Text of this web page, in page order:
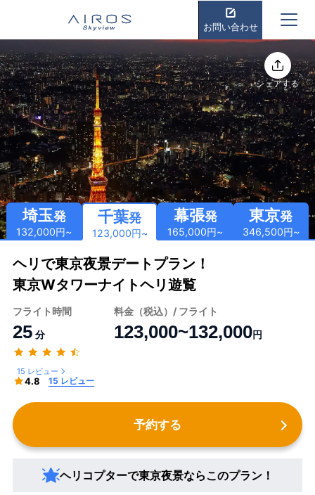
お問い合わせ
シェアする
埼玉発
132,000円~
千葉発
123,000円~
幕張発
165,000円~
東京発
346,500円~
ヘリで東京夜景デートプラン！
東京Wタワーナイトヘリ遊覧
フライト時間
25 分
15 レビュー
4.8 15 レビュー
料金（税込）/ フライト
123,000~132,000円
予約する
ヘリコプターで東京夜景ならこのプラン！